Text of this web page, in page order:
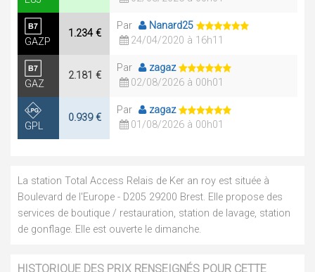
GAZP
1.234 €
Par
Nanard25
24/04/2020 à 16h11
GAZ
2.181 €
Par
zagaz
02/08/2026 à 00h01
GPL
0.939 €
Par
zagaz
01/08/2026 à 00h01
La station Total Access Relais de Ker an roy est située à
Boulevard de l'Europe - D205 29200 Brest. Elle propose des
services de boutique / restauration, station de lavage, station
de gonflage. Elle est ouverte le dimanche.
HISTORIQUE DES PRIX RENSEIGNÉS POUR CETTE